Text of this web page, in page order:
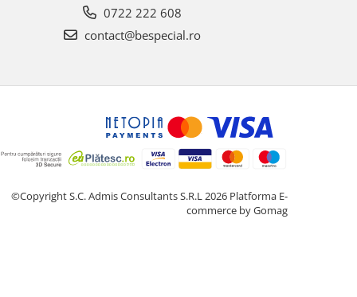
0722 222 608
contact@bespecial.ro
©Copyright S.C. Admis Consultants S.R.L 2026 Platforma E-
commerce by Gomag